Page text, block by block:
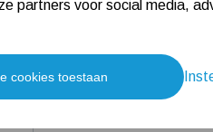
partners voor social media,
cookies toestaan